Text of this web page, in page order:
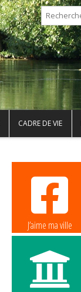
CADRE DE VIE
J’aime ma ville